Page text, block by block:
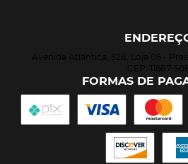
Avenida Atlântica, 528, Loja 06 -
CEP: 11687-508
FORMAS DE